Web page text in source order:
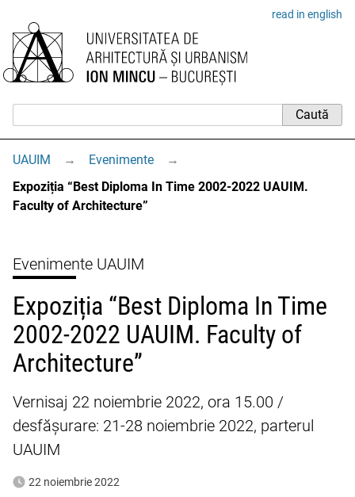
read in english
UAUIM → Evenimente
→
Expoziția “Best Diploma In Time 2002-2022 UAUIM.
Faculty of Architecture”
Evenimente UAUIM
Expoziția “Best Diploma In Time
2002-2022 UAUIM. Faculty of
Architecture”
Vernisaj 22 noiembrie 2022, ora 15.00 /
desfășurare: 21-28 noiembrie 2022, parterul
UAUIM
22 noiembrie 2022